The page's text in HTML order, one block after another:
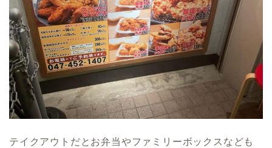
テイクアウトだとお弁当やファミリーボックスなども